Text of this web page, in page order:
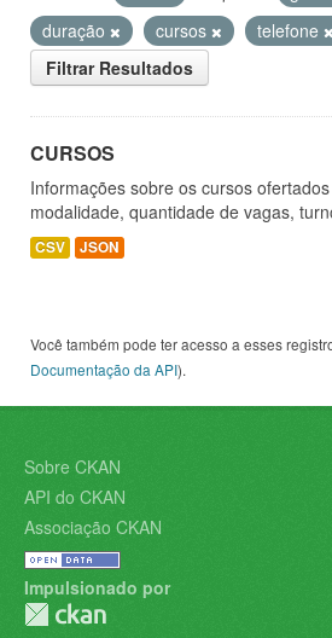
duração
cursos telefone
Filtrar Resultados
CURSOS
Informações sobre os cursos
modalidade, quantidade de vagas,
CSV JSON
Você também pode ter acesso a esses
Documentação da API).
Sobre CKAN
API do CKAN
Associação CKAN
Impulsionado por